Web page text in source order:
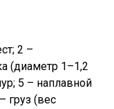
2 –
(диаметр 1–1,2
5 – наплавной
груз (вес